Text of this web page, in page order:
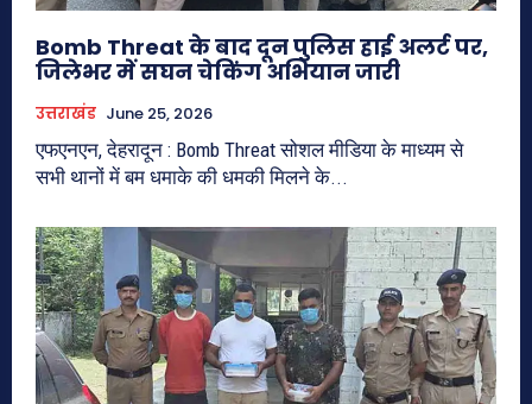
Bomb Threat के बाद दून पुलिस हाई अलर्ट पर,
जिलेभर में सघन चेकिंग अभियान जारी
उत्तराखंड June 25, 2026
एफएनएन, देहरादून : Bomb Threat सोशल मीडिया के माध्यम से
सभी थानों में बम धमाके की धमकी मिलने के...